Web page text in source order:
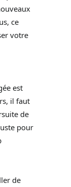
ce
votre
est
il faut
de
pour
de